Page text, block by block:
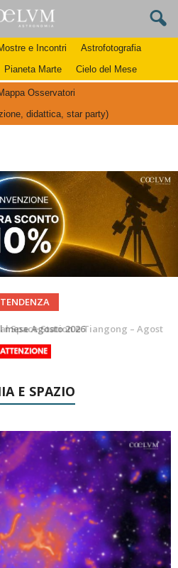
e Incontri
Astrofotografia
Pianeta Marte Cielo del Mese
Osservatori
didattica, star party)
Transiti di ISS International Space Station e Tiangong – Agosto 2026
– Agosto 2026
E SPAZIO